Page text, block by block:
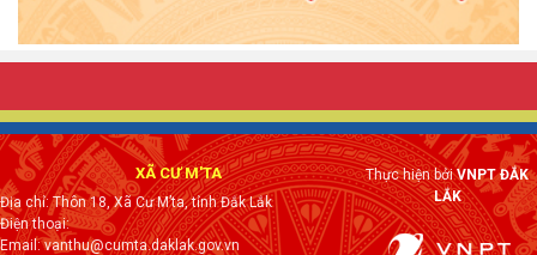
XÃ CƯ M'TA
Địa chỉ: Thôn 18, Xã Cư M’ta, tỉnh Đắk Lắk
Điện thoại:
Email: vanthu@cumta.daklak.gov.vn
Thực hiện bởiVNPT ĐẮK
LẮK